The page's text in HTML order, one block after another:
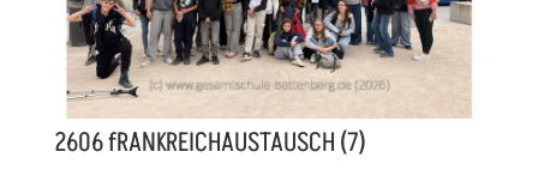
2606 fRANKREICHAUSTAUSCH (7)